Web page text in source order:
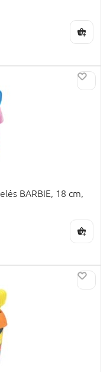
BARBIE, 18 cm,